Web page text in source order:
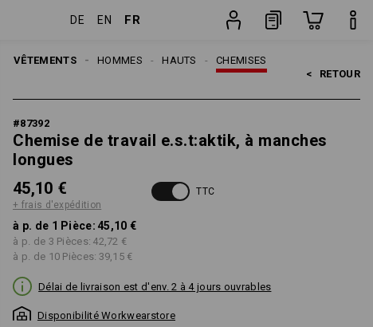
DE EN FR
VÊTEMENTS CHEMISES
HAUTS
HOMMES
< RETOUR
#87392
Chemise de travail e.s.t:aktik, à manches
longues
45,10 €
+ frais d'expédition
TTC
à p. de 1 Pièce: 45,10 €
à p. de 3 Pièces: 42,72 €
à p. de 10 Pièces: 39,15 €
Délai de livraison est d'env. 2 à 4 jours ouvrables
Disponibilité Workwearstore